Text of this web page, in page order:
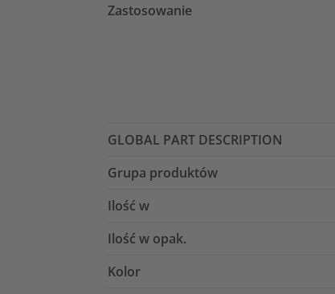
Zastosowanie
GLOBAL PART DESCRIPTION
Grupa produktów
Ilość w
Ilość w opak.
Kolor